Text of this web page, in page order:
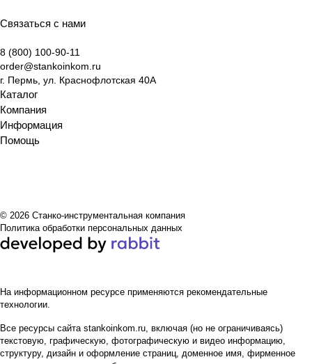
Связаться с нами
8 (800) 100-90-11
order@stankoinkom.ru
г. Пермь, ул. Краснофлотская 40А
Каталог
Компания
Информация
Помощь
© 2026 Станко-инструментальная компания
Политика обработки персональных данных
На информационном ресурсе применяются рекомендательные
технологии.
Все ресурсы сайта stankoinkom.ru, включая (но не ограничиваясь)
текстовую, графическую, фотографическую и видео информацию,
структуру, дизайн и оформление страниц, доменное имя, фирменное